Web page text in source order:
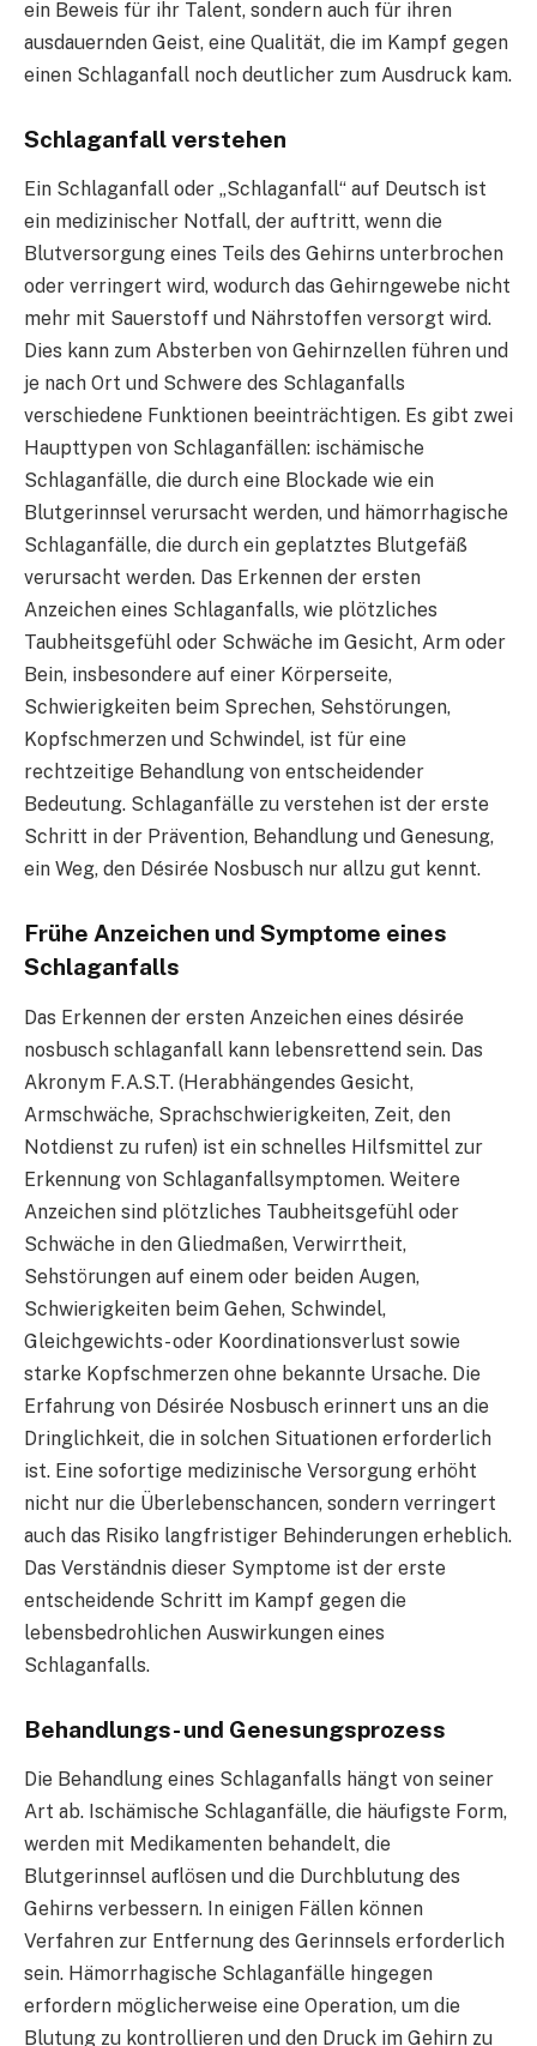
ein Beweis für ihr Talent, sondern auch für ihren
ausdauernden Geist, eine Qualität, die im Kampf gegen
einen Schlaganfall noch deutlicher zum Ausdruck kam.
Schlaganfall verstehen
Ein Schlaganfall oder „Schlaganfall“ auf Deutsch ist
ein medizinischer Notfall, der auftritt, wenn die
Blutversorgung eines Teils des Gehirns unterbrochen
oder verringert wird, wodurch das Gehirngewebe nicht
mehr mit Sauerstoff und Nährstoffen versorgt wird.
Dies kann zum Absterben von Gehirnzellen führen und
je nach Ort und Schwere des Schlaganfalls
verschiedene Funktionen beeinträchtigen. Es gibt zwei
Haupttypen von Schlaganfällen: ischämische
Schlaganfälle, die durch eine Blockade wie ein
Blutgerinnsel verursacht werden, und hämorrhagische
Schlaganfälle, die durch ein geplatztes Blutgefäß
verursacht werden. Das Erkennen der ersten
Anzeichen eines Schlaganfalls, wie plötzliches
Taubheitsgefühl oder Schwäche im Gesicht, Arm oder
Bein, insbesondere auf einer Körperseite,
Schwierigkeiten beim Sprechen, Sehstörungen,
Kopfschmerzen und Schwindel, ist für eine
rechtzeitige Behandlung von entscheidender
Bedeutung. Schlaganfälle zu verstehen ist der erste
Schritt in der Prävention, Behandlung und Genesung,
ein Weg, den Désirée Nosbusch nur allzu gut kennt.
Frühe Anzeichen und Symptome eines
Schlaganfalls
Das Erkennen der ersten Anzeichen eines désirée
nosbusch schlaganfall kann lebensrettend sein. Das
Akronym F.A.S.T. (Herabhängendes Gesicht,
Armschwäche, Sprachschwierigkeiten, Zeit, den
Notdienst zu rufen) ist ein schnelles Hilfsmittel zur
Erkennung von Schlaganfallsymptomen. Weitere
Anzeichen sind plötzliches Taubheitsgefühl oder
Schwäche in den Gliedmaßen, Verwirrtheit,
Sehstörungen auf einem oder beiden Augen,
Schwierigkeiten beim Gehen, Schwindel,
Gleichgewichts- oder Koordinationsverlust sowie
starke Kopfschmerzen ohne bekannte Ursache. Die
Erfahrung von Désirée Nosbusch erinnert uns an die
Dringlichkeit, die in solchen Situationen erforderlich
ist. Eine sofortige medizinische Versorgung erhöht
nicht nur die Überlebenschancen, sondern verringert
auch das Risiko langfristiger Behinderungen erheblich.
Das Verständnis dieser Symptome ist der erste
entscheidende Schritt im Kampf gegen die
lebensbedrohlichen Auswirkungen eines
Schlaganfalls.
Behandlungs- und Genesungsprozess
Die Behandlung eines Schlaganfalls hängt von seiner
Art ab. Ischämische Schlaganfälle, die häufigste Form,
werden mit Medikamenten behandelt, die
Blutgerinnsel auflösen und die Durchblutung des
Gehirns verbessern. In einigen Fällen können
Verfahren zur Entfernung des Gerinnsels erforderlich
sein. Hämorrhagische Schlaganfälle hingegen
erfordern möglicherweise eine Operation, um die
Blutung zu kontrollieren und den Druck im Gehirn zu